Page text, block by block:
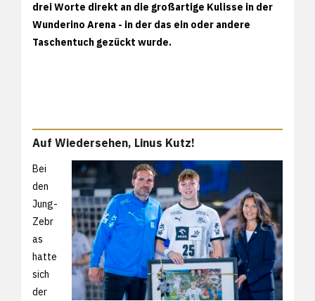
drei Worte direkt an die großartige Kulisse in der
Wunderino Arena - in der das ein oder andere
Taschentuch gezückt wurde.
Auf Wiedersehen, Linus Kutz!
Bei
den
Jung-
Zebr
as
hatte
sich
der